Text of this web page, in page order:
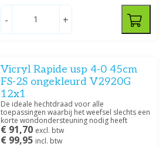
- +
Vicryl Rapide usp 4-0 45cm
FS-2S ongekleurd V2920G
12x1
De ideale hechtdraad voor alle
toepassingen waarbij het weefsel slechts een
korte wondondersteuning nodig heeft
€ 91,70 excl. btw
€ 99,95 incl. btw